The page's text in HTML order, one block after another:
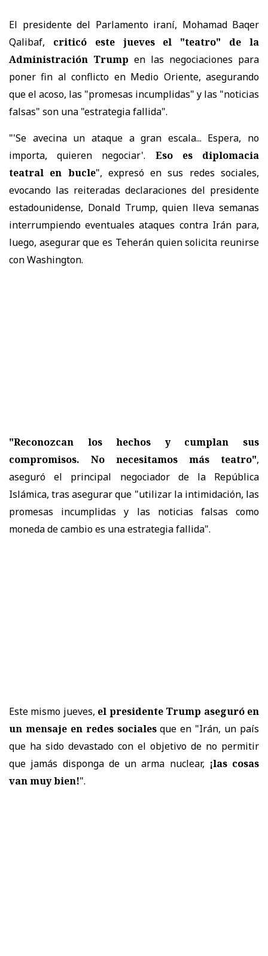
El presidente del Parlamento iraní, Mohamad Baqer
Qalibaf, criticó este jueves el "teatro" de la
Administración Trump en las negociaciones para
poner fin al conflicto en Medio Oriente, asegurando
que el acoso, las "promesas incumplidas" y las "noticias
falsas" son una "estrategia fallida".
"'Se avecina un ataque a gran escala... Espera, no
importa, quieren negociar'. Eso es diplomacia
teatral en bucle", expresó en sus redes sociales,
evocando las reiteradas declaraciones del presidente
estadounidense, Donald Trump, quien lleva semanas
interrumpiendo eventuales ataques contra Irán para,
luego, asegurar que es Teherán quien solicita reunirse
con Washington.
"Reconozcan los hechos y cumplan sus
compromisos. No necesitamos más teatro",
aseguró el principal negociador de la República
Islámica, tras asegurar que "utilizar la intimidación, las
promesas incumplidas y las noticias falsas como
moneda de cambio es una estrategia fallida".
Este mismo jueves, el presidente Trump aseguró en
un mensaje en redes socialesque en "Irán, un país
que ha sido devastado con el objetivo de no permitir
que jamás disponga de un arma nuclear, ¡las cosas
van muy bien!".